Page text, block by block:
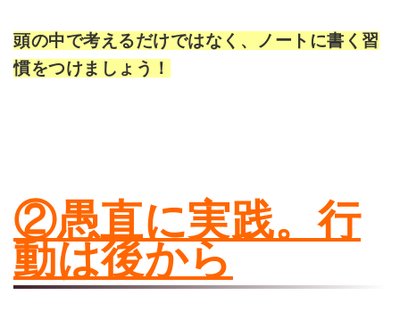
頭の中で考えるだけではなく、ノートに書く習
慣をつけましょう！
②愚直に実践。行
動は後から